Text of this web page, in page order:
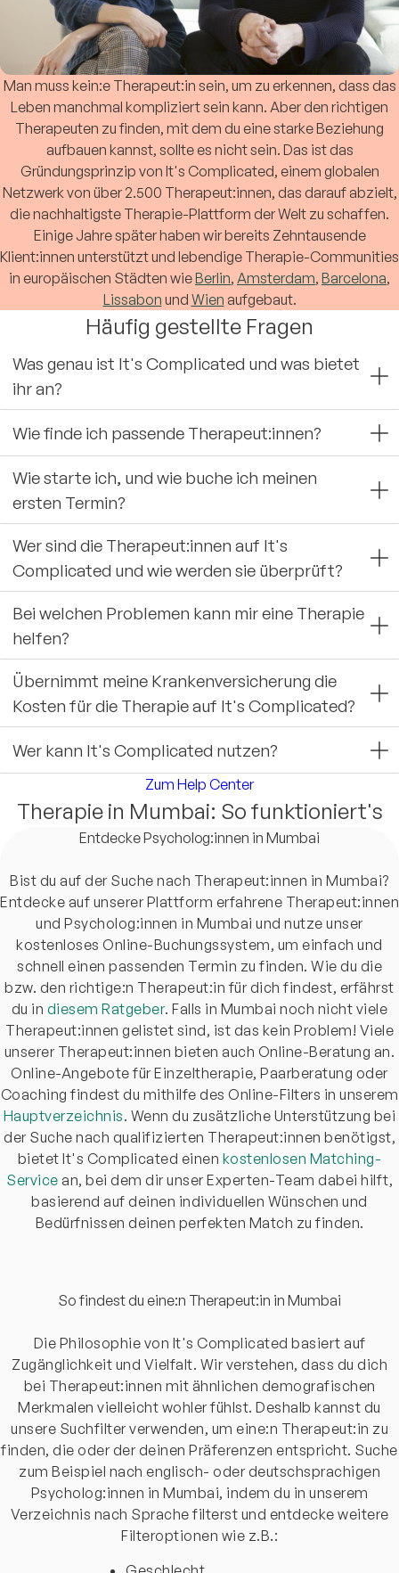
Man muss kein:e Therapeut:in sein, um zu erkennen, dass das
Leben manchmal kompliziert sein kann. Aber den richtigen
Therapeuten zu finden, mit dem du eine starke Beziehung
aufbauen kannst, sollte es nicht sein. Das ist das
Gründungsprinzip von It's Complicated, einem globalen
Netzwerk von über 2.500 Therapeut:innen, das darauf abzielt,
die nachhaltigste Therapie-Plattform der Welt zu schaffen.
Einige Jahre später haben wir bereits Zehntausende
Klient:innen unterstützt und lebendige Therapie-Communities
in europäischen Städten wieBerlin, Amsterdam, Barcelona,
Lissabon und Wien aufgebaut.
Häufig gestellte Fragen
Was genau ist It's Complicated und was bietet
ihr an?
Wie finde ich passende Therapeut:innen?
Wie starte ich, und wie buche ich meinen
ersten Termin?
Wer sind die Therapeut:innen auf It's
Complicated und wie werden sie überprüft?
Bei welchen Problemen kann mir eine Therapie
helfen?
Übernimmt meine Krankenversicherung die
Kosten für die Therapie auf It's Complicated?
Wer kann It's Complicated nutzen?
Zum Help Center
Therapie in Mumbai: So funktioniert's
Entdecke Psycholog:innen in Mumbai
Bist du auf der Suche nach Therapeut:innen in Mumbai?
Entdecke auf unserer Plattform erfahrene Therapeut:innen
und Psycholog:innen in Mumbai und nutze unser
kostenloses Online-Buchungssystem, um einfach und
schnell einen passenden Termin zu finden. Wie du die
bzw. den richtige:n Therapeut:in für dich findest, erfährst
du in diesem Ratgeber. Falls in Mumbai noch nicht viele
Therapeut:innen gelistet sind, ist das kein Problem! Viele
unserer Therapeut:innen bieten auch Online-Beratung an.
Online-Angebote für Einzeltherapie, Paarberatung oder
Coaching findest du mithilfe des Online-Filters in unserem
Hauptverzeichnis. Wenn du zusätzliche Unterstützung bei
der Suche nach qualifizierten Therapeut:innen benötigst,
bietet It's Complicated einen kostenlosen Matching-
Service an, bei dem dir unser Experten-Team dabei hilft,
basierend auf deinen individuellen Wünschen und
Bedürfnissen deinen perfekten Match zu finden.
So findest du eine:n Therapeut:in in Mumbai
Die Philosophie von It's Complicated basiert auf
Zugänglichkeit und Vielfalt. Wir verstehen, dass du dich
bei Therapeut:innen mit ähnlichen demografischen
Merkmalen vielleicht wohler fühlst. Deshalb kannst du
unsere Suchfilter verwenden, um eine:n Therapeut:in zu
finden, die oder der deinen Präferenzen entspricht. Suche
zum Beispiel nach englisch- oder deutschsprachigen
Psycholog:innen in Mumbai, indem du in unserem
Verzeichnis nach Sprache filterst und entdecke weitere
Filteroptionen wie z.B.: